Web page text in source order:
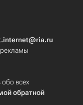
всех
обратной